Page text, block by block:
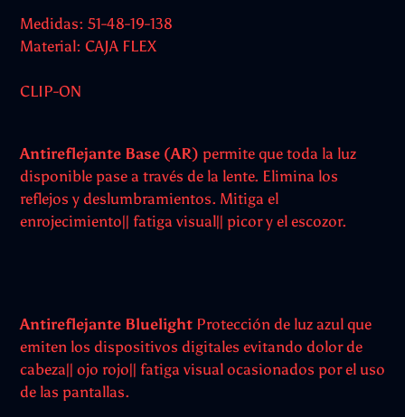
carrito
Medidas: 51-48-19-138
Material: CAJA FLEX
CLIP-ON
Antireflejante Base (AR) permite que toda la luz
disponible pase a través de la lente. Elimina los
reflejos y deslumbramientos. Mitiga el
enrojecimiento|| fatiga visual|| picor y el escozor.
Antireflejante Bluelight Protección de luz azul que
emiten los dispositivos digitales evitando dolor de
cabeza|| ojo rojo|| fatiga visual ocasionados por el uso
de las pantallas.